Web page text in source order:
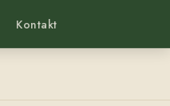
Kontakt